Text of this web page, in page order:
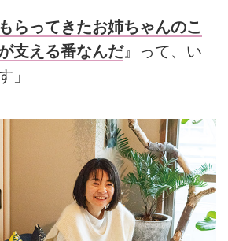
らってきたお姉ちゃんのこ
支える番なんだ』って、い
」